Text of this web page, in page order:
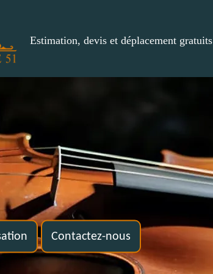
Estimation, devis et déplacement gratuits
Contactez-nous